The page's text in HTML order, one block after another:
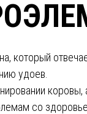
который
удоев.
со